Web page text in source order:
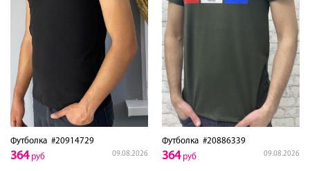
Футболка #20914729
09.08.2026
364руб
Футболка #20886339
09.08.2026
364руб